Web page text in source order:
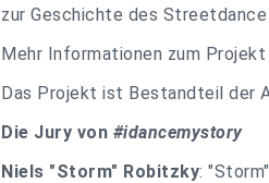
zur Geschichte des
Mehr Informationen zum Projekt
Das Projekt ist Bestandteil der
Die Jury von #idancemystory
Niels "Storm" Robitzky: